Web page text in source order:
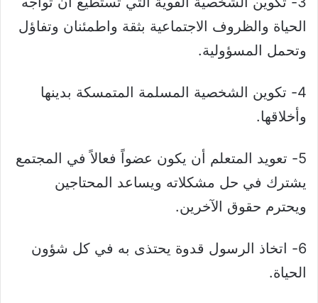
الحياة والظروف الاجتماعية بثقة واطمئنان وتفاؤل
وتحمل المسؤولية.
4- تكوين الشخصية المسلمة المتمسكة بدينها
وأخلاقها.
5- تعويد المتعلم أن يكون عضواً فعالاً في المجتمع
يشترك في حل مشكلاته ويساعد المحتاجين
ويحترم حقوق الآخرين.
6- اتخاذ الرسول قدوة يحتذى به في كل شؤون
الحياة.